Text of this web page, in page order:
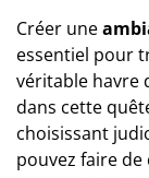
Créer une
essentiel pour
véritable havre
dans cette
choisissant
pouvez faire de